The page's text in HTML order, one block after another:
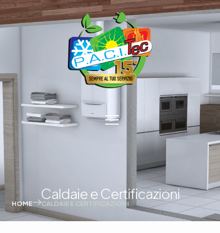
Caldaie e Certificazioni
HOME CALDAIE E CERTIFICAZIONI